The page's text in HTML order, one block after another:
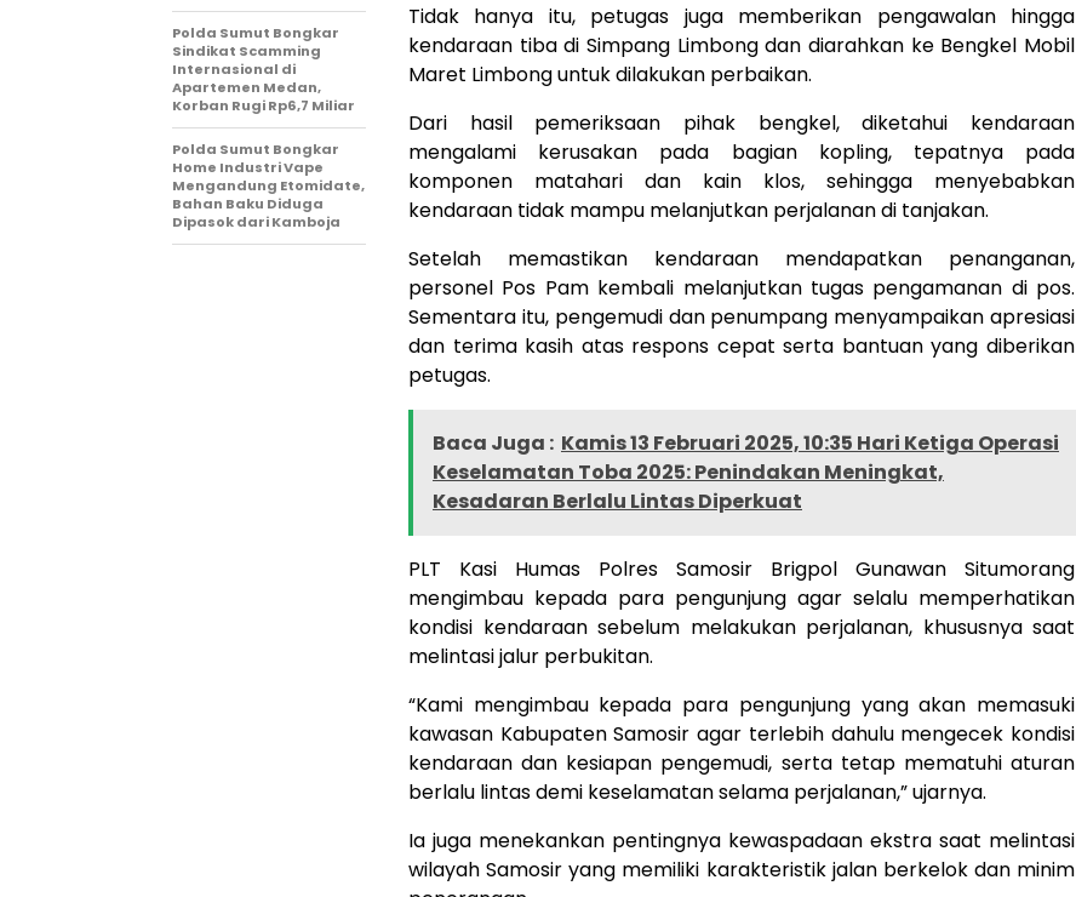
Tidak hanya itu, petugas juga memberikan pengawalan hingga
kendaraan tiba di Simpang Limbong dan diarahkan ke Bengkel Mobil
Maret Limbong untuk dilakukan perbaikan.
Dari hasil pemeriksaan pihak bengkel, diketahui kendaraan
mengalami kerusakan pada bagian kopling, tepatnya pada
komponen matahari dan kain klos, sehingga menyebabkan
kendaraan tidak mampu melanjutkan perjalanan di tanjakan.
Setelah memastikan kendaraan mendapatkan penanganan,
personel Pos Pam kembali melanjutkan tugas pengamanan di pos.
Sementara itu, pengemudi dan penumpang menyampaikan apresiasi
dan terima kasih atas respons cepat serta bantuan yang diberikan
petugas.
Baca Juga : Kamis 13 Februari 2025, 10:35 Hari Ketiga Operasi
Keselamatan Toba 2025: Penindakan Meningkat,
Kesadaran Berlalu Lintas Diperkuat
PLT Kasi Humas Polres Samosir Brigpol Gunawan Situmorang
mengimbau kepada para pengunjung agar selalu memperhatikan
kondisi kendaraan sebelum melakukan perjalanan, khususnya saat
melintasi jalur perbukitan.
“Kami mengimbau kepada para pengunjung yang akan memasuki
kawasan Kabupaten Samosir agar terlebih dahulu mengecek kondisi
kendaraan dan kesiapan pengemudi, serta tetap mematuhi aturan
berlalu lintas demi keselamatan selama perjalanan,” ujarnya.
Ia juga menekankan pentingnya kewaspadaan ekstra saat melintasi
wilayah Samosir yang memiliki karakteristik jalan berkelok dan minim
Polda Sumut Bongkar
Sindikat Scamming
Internasional di
Apartemen Medan,
Korban Rugi Rp6,7 Miliar
Polda Sumut Bongkar
Home Industri Vape
Mengandung Etomidate,
Bahan Baku Diduga
Dipasok dari Kamboja